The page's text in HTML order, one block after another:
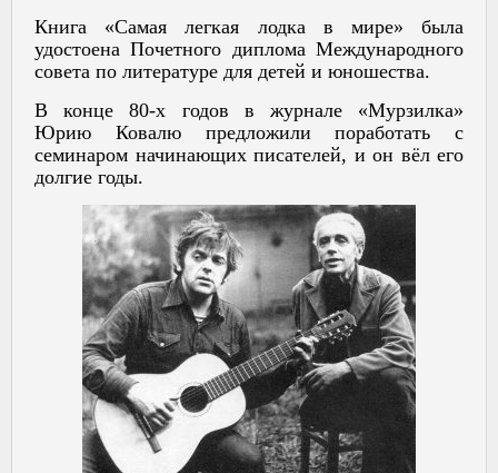
Книга «Самая легкая лодка в мире» была
удостоена Почетного диплома Международного
совета по литературе для детей и юношества.
В конце 80-х годов в журнале «Мурзилка»
Юрию Ковалю предложили поработать с
семинаром начинающих писателей, и он вёл его
долгие годы.